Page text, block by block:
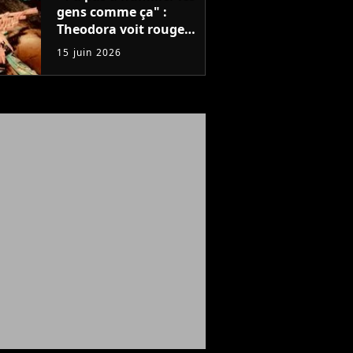
gens comme ça" :
Theodora voit rouge
après un concert,
mais que s'est-il passé
?
15 juin 2026